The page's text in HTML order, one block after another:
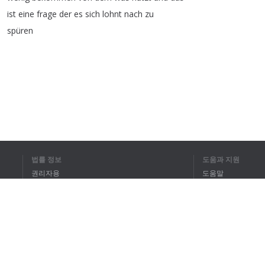
ist eine frage der es sich lohnt nach zu
spüren
법률 정보
권리자용
도움과 지원
도움말